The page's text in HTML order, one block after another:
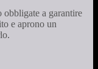
a garantire
e aprono un